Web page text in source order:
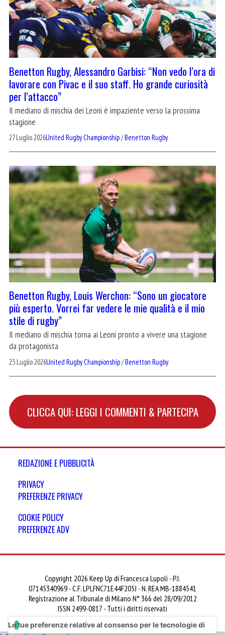
Benetton Rugby, Alessandro Garbisi: “Non vedo l’ora di
lavorare con Pivac e il suo staff. Ho grande curiosità
per l’attacco”
Il mediano di mischia dei Leoni è impaziente verso la prossima
stagione
27 Luglio 2026United Rugby Championship/Benetton Rugby
Benetton Rugby, Louis Werchon: “Sono un giocatore
più esperto. Vorrei far vedere le mie qualità e il mio
stile di rugby”
Il mediano di mischia torna ai Leoni pronto a vivere una stagione
da protagonista
23 Luglio 2026United Rugby Championship/Benetton Rugby
CLICCA QUI: LEGGI I COMMENTI & PARTECIPA
REDAZIONE E PUBBLICITÀ
PRIVACY
PREFERENZE PRIVACY
COOKIE POLICY
PREFERENZE ADV
Copyright 2026 Keep Up di Francesca Lupoli - P.I.
07145340969 - C.F. LPLFNC71E44F205J - N. REA MB-1884541
Registrazione al Tribunale di Milano N° 366 del 28/09/2012
ISSN 2499-0817 - Tutti i diritti riservati
Le tue preferenze relative al consenso per le tecnologie di